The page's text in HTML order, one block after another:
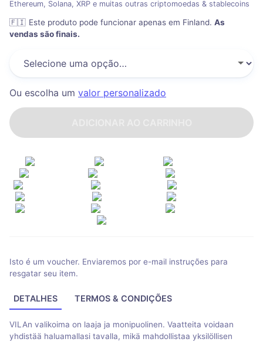
Ethereum, Solana, XRP e muitas outras criptomoedas & stablecoins
🇫🇮 Este produto pode funcionar apenas em Finland. As
vendas são finais.
Ou escolha um valor personalizado
Isto é um voucher. Enviaremos por e-mail instruções para
resgatar seu item.
DETALHES TERMOS & CONDIÇÕES
VILAn valikoima on laaja ja monipuolinen. Vaatteita voidaan
yhdistää haluamallasi tavalla, mikä mahdollistaa yksilöllisen